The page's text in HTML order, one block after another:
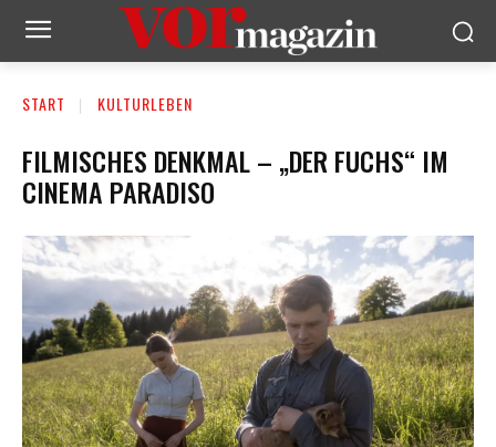
START KULTURLEBEN
FILMISCHES DENKMAL – „DER FUCHS“ IM
CINEMA PARADISO